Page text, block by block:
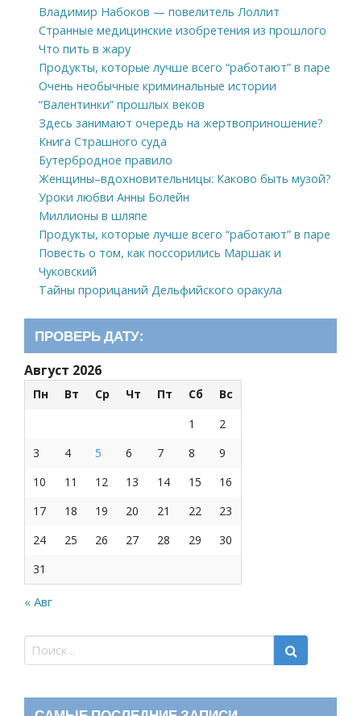
Владимир Набоков — повелитель Лоллит
Странные медицинские изобретения из прошлого
Что пить в жару
Продукты, которые лучше всего “работают” в паре
Очень необычные криминальные истории
“Валентинки” прошлых веков
Здесь занимают очередь на жертвоприношение?
Книга Страшного суда
Бутербродное правило
Женщины–вдохновительницы: Каково быть музой?
Уроки любви Анны Болейн
Миллионы в шляпе
Продукты, которые лучше всего “работают” в паре
Повесть о том, как поссорились Маршак и
Чуковский
Тайны прорицаний Дельфийского оракула
ПРОВЕРЬ ДАТУ:
Август 2026
Пн Вт Ср Чт Пт Сб
Вс
1
2
3
4 5 6 7 8
9
10
11 12 13 14 15
16
17
18 19 20 21 22
23
24
25 26 27 28 29
30
31
« Авг